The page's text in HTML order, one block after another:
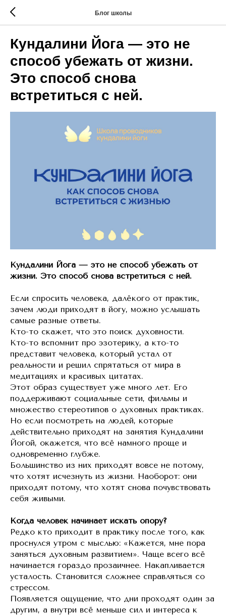
Блог школы
Кундалини Йога — это не
способ убежать от жизни.
Это способ снова
встретиться с ней.
Кундалини Йога — это не способ убежать от
жизни. Это способ снова встретиться с ней.
Если спросить человека, далёкого от практик,
зачем люди приходят в йогу, можно услышать
самые разные ответы.
Кто-то скажет, что это поиск духовности.
Кто-то вспомнит про эзотерику, а кто-то
представит человека, который устал от
реальности и решил спрятаться от мира в
медитациях и красивых цитатах.
Этот образ существует уже много лет. Его
поддерживают социальные сети, фильмы и
множество стереотипов о духовных практиках.
Но если посмотреть на людей, которые
действительно приходят на занятия Кундалини
Йогой, окажется, что всё намного проще и
одновременно глубже.
Большинство из них приходят вовсе не потому,
что хотят исчезнуть из жизни. Наоборот: они
приходят потому, что хотят снова почувствовать
себя живыми.
Когда человек начинает искать опору?
Редко кто приходит в практику после того, как
проснулся утром с мыслью: «Кажется, мне пора
заняться духовным развитием». Чаще всего всё
начинается гораздо прозаичнее. Накапливается
усталость. Становится сложнее справляться со
стрессом.
Появляется ощущение, что дни проходят один за
другим, а внутри всё меньше сил и интереса к